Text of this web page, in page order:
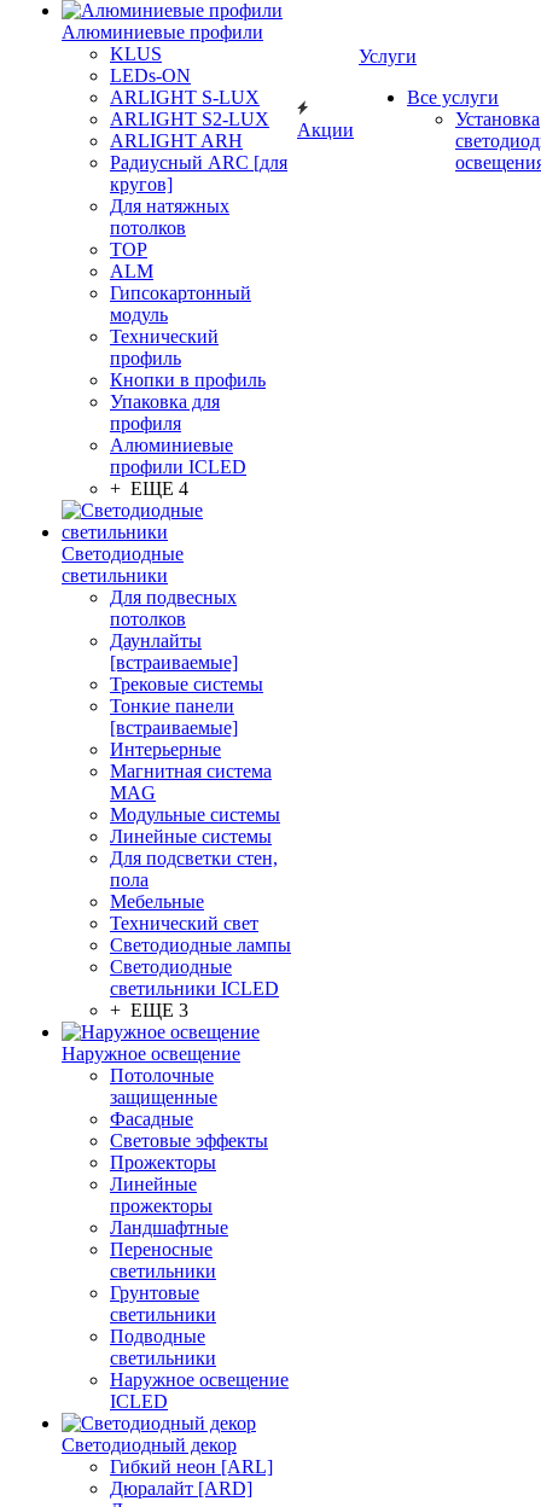
Алюминиевые профили
KLUS
LEDs-ON
ARLIGHT S-LUX
ARLIGHT S2-LUX
ARLIGHT ARH
Радиусный ARC [для
кругов]
Для натяжных
потолков
TOP
ALM
Гипсокартонный
модуль
Технический
профиль
Кнопки в профиль
Упаковка для
профиля
Алюминиевые
профили ICLED
+ ЕЩЕ 4
Светодиодные
светильники
Для подвесных
потолков
Даунлайты
[встраиваемые]
Трековые системы
Тонкие панели
[встраиваемые]
Интерьерные
Магнитная система
MAG
Модульные системы
Линейные системы
Для подсветки стен,
пола
Мебельные
Технический свет
Светодиодные лампы
Светодиодные
светильники ICLED
+ ЕЩЕ 3
Наружное освещение
Потолочные
защищенные
Фасадные
Световые эффекты
Прожекторы
Линейные
прожекторы
Ландшафтные
Переносные
светильники
Грунтовые
светильники
Подводные
светильники
Наружное освещение
ICLED
Светодиодный декор
Гибкий неон [ARL]
Дюралайт [ARD]
Акции
Услуги
Все услуги
Установка